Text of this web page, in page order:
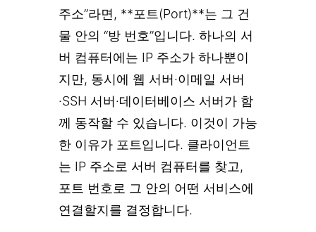
주소”라면, **포트(Port)**는 그 건
물 안의 “방 번호”입니다. 하나의 서
버 컴퓨터에는 IP 주소가 하나뿐이
지만, 동시에 웹 서버·이메일 서버
·SSH 서버·데이터베이스 서버가 함
께 동작할 수 있습니다. 이것이 가능
한 이유가 포트입니다. 클라이언트
는 IP 주소로 서버 컴퓨터를 찾고,
포트 번호로 그 안의 어떤 서비스에
연결할지를 결정합니다.